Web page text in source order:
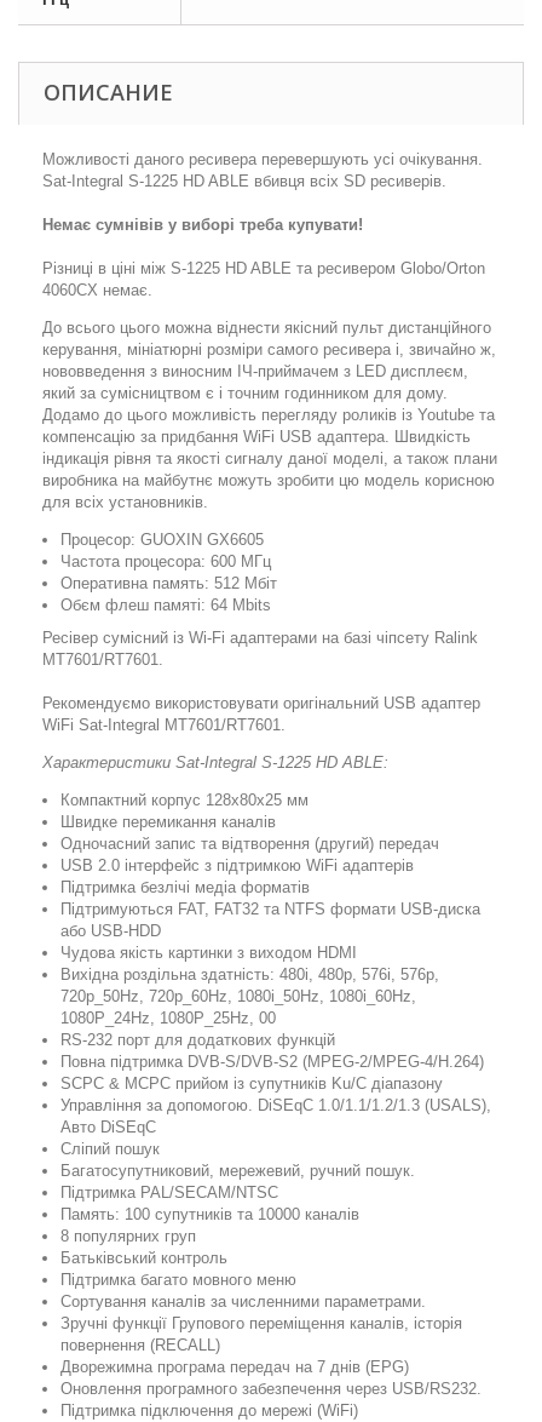
ОПИСАНИЕ
Можливості даного ресивера перевершують усі очікування.
Sat-Integral S-1225 HD ABLE вбивця всіх SD ресиверів.
Немає сумнівів у виборі треба купувати!
Різниці в ціні між S-1225 HD ABLE та ресивером Globo/Orton
4060CX немає.
До всього цього можна віднести якісний пульт дистанційного
керування, мініатюрні розміри самого ресивера і, звичайно ж,
нововведення з виносним ІЧ-приймачем з LED дисплеєм,
який за сумісництвом є і точним годинником для дому.
Додамо до цього можливість перегляду роликів із Youtube та
компенсацію за придбання WiFi USB адаптера. Швидкість
індикація рівня та якості сигналу даної моделі, а також плани
виробника на майбутнє можуть зробити цю модель корисною
для всіх установників.
Процесор: GUOXIN GX6605
Частота процесора: 600 МГц
Оперативна память: 512 Мбіт
Обєм флеш памяті: 64 Mbits
Ресівер сумісний із Wi-Fi адаптерами на базі чіпсету Ralink
MT7601/RT7601.
Рекомендуємо використовувати оригінальний USB адаптер
WiFi Sat-Integral MT7601/RT7601.
Характеристики Sat-Integral S-1225 HD ABLE:
Компактний корпус 128x80x25 мм
Швидке перемикання каналів
Одночасний запис та відтворення (другий) передач
USB 2.0 інтерфейс з підтримкою WiFi адаптерів
Підтримка безлічі медіа форматів
Підтримуються FAT, FAT32 та NTFS формати USB-диска
або USB-HDD
Чудова якість картинки з виходом HDMI
Вихідна роздільна здатність: 480i, 480p, 576i, 576p,
720p_50Hz, 720p_60Hz, 1080i_50Hz, 1080i_60Hz,
1080P_24Hz, 1080P_25Hz, 00
RS-232 порт для додаткових функцій
Повна підтримка DVB-S/DVB-S2 (MPEG-2/MPEG-4/H.264)
SCPC & MCPC прийом із супутників Ku/C діапазону
Управління за допомогою. DiSEqC 1.0/1.1/1.2/1.3 (USALS),
Авто DiSEqC
Сліпий пошук
Багатосупутниковий, мережевий, ручний пошук.
Підтримка PAL/SECAM/NTSC
Память: 100 супутників та 10000 каналів
8 популярних груп
Батьківський контроль
Підтримка багато мовного меню
Сортування каналів за численними параметрами.
Зручні функції Групового переміщення каналів, історія
повернення (RECALL)
Дворежимна програма передач на 7 днів (EPG)
Оновлення програмного забезпечення через USB/RS232.
Підтримка підключення до мережі (WiFi)